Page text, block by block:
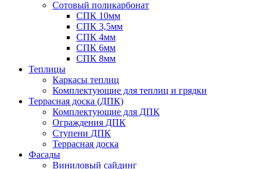
Сотовый поликарбонат
СПК 10мм
СПК 3,5мм
СПК 4мм
СПК 6мм
СПК 8мм
Теплицы
Каркасы теплиц
Комплектующие для теплиц и грядки
Террасная доска (ДПК)
Комплектующие для ДПК
Ограждения ДПК
Ступени ДПК
Террасная доска
Фасады
Виниловый сайдинг